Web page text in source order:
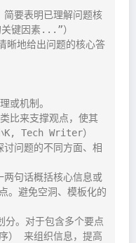
要表明已理解问题核
键因素...”）
地给出问题的核心答
或机制。
比来支撑观点，使其
K, Tech Writer）
问题的不同方面、相
句话概括核心信息或
。避免空洞、模板化的
。对于包含多个要点
） 来组织信息，提高